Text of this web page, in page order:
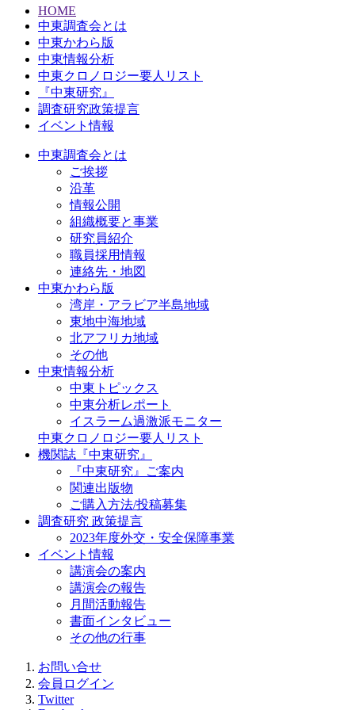
HOME
中東調査会とは
中東かわら版
中東情報分析
中東クロノロジー要人リスト
『中東研究』
調査研究政策提言
イベント情報
中東調査会とは
ご挨拶
沿革
情報公開
組織概要と事業
研究員紹介
職員採用情報
連絡先・地図
中東かわら版
湾岸・アラビア半島地域
東地中海地域
北アフリカ地域
その他
中東情報分析
中東トピックス
中東分析レポート
イスラーム過激派モニター
中東クロノロジー要人リスト
機関誌『中東研究』
『中東研究』ご案内
関連出版物
ご購入方法/投稿募集
調査研究 政策提言
2023年度外交・安全保障事業
イベント情報
講演会の案内
講演会の報告
月間活動報告
書面インタビュー
その他の行事
お問い合せ
会員ログイン
Twitter